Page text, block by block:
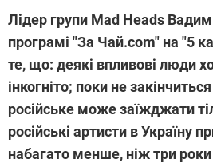
Лідер групи Mad Heads
програмі "За Чай.com" на "5
те, що: деякі впливові люди
інкогніто; поки не
російське може заїжджати
російські артисти в Україну
набагато менше, ніж три